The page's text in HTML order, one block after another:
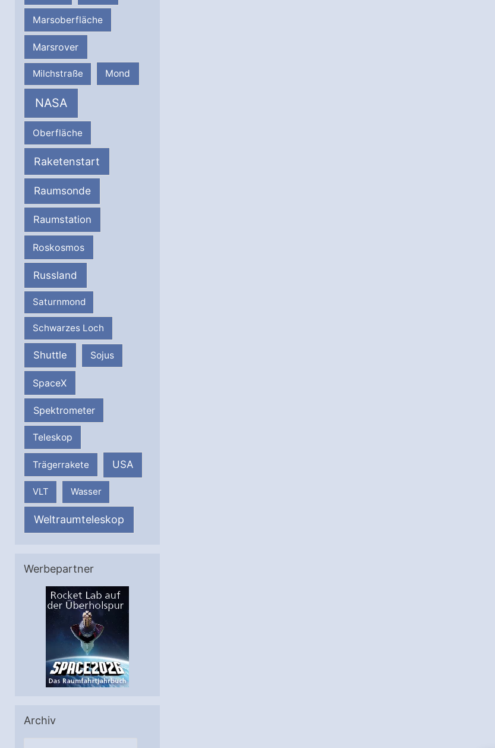
Marsoberfläche
Marsrover
Milchstraße Mond
NASA
Oberfläche
Raketenstart
Raumsonde
Raumstation
Roskosmos
Russland
Saturnmond
Schwarzes Loch
Shuttle Sojus
SpaceX
Spektrometer
Teleskop
Trägerrakete USA
VLT Wasser
Weltraumteleskop
Werbepartner
Archiv